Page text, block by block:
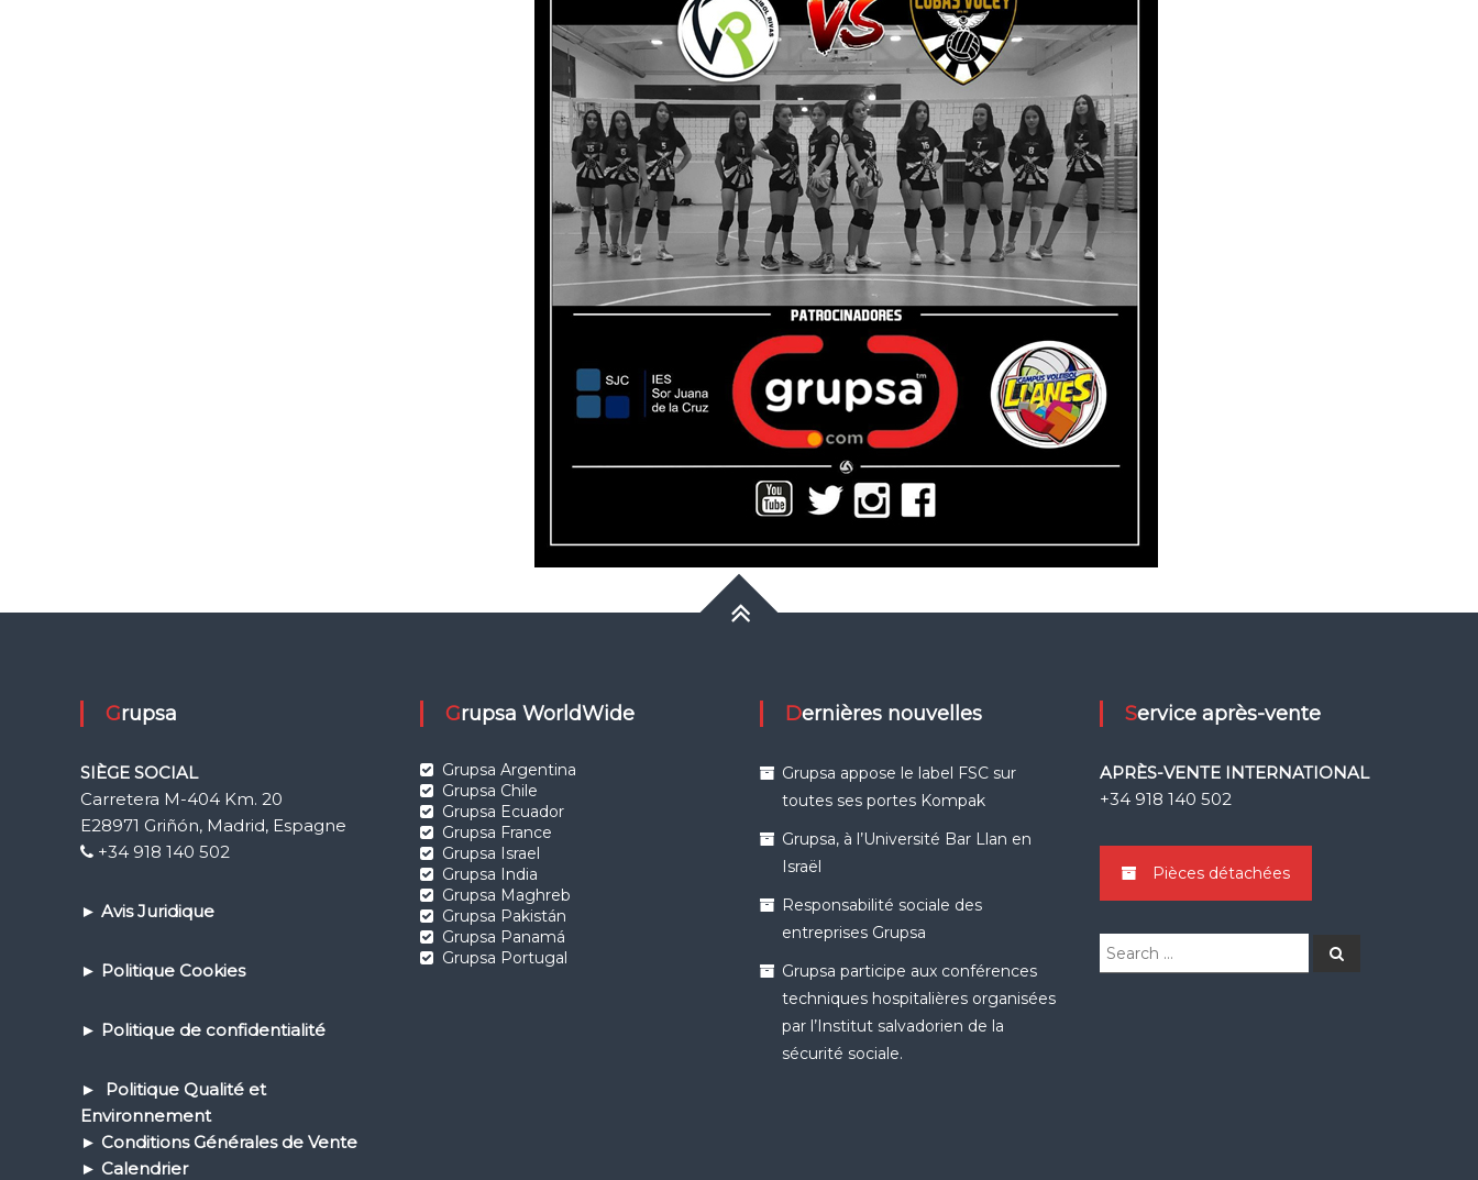
Grupsa
SIÈGE SOCIAL
Carretera M-404 Km. 20
E28971 Griñón, Madrid, Espagne
+34 918 140 502
►Avis Juridique
► Politique Cookies
► Politique de confidentialité
► Politique Qualité et
Environnement
► Conditions Générales de Vente
► Calendrier
Grupsa WorldWide
Grupsa Argentina
Grupsa Chile
Grupsa Ecuador
Grupsa France
Grupsa Israel
Grupsa India
Grupsa Maghreb
Grupsa Pakistán
Grupsa Panamá
Grupsa Portugal
Dernières nouvelles
Grupsa appose le label FSC sur
toutes ses portes Kompak
Grupsa, à l’Université Bar Llan en
Israël
Responsabilité sociale des
entreprises Grupsa
Grupsa participe aux conférences
techniques hospitalières organisées
par l’Institut salvadorien de la
sécurité sociale.
Service après-vente
APRÈS-VENTE INTERNATIONAL
+34 918 140 502
Pièces détachées
Search
for:
Search